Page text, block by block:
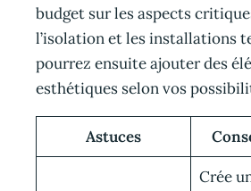
budget sur les aspects
l’isolation et les installations
pourrez ensuite ajouter des
esthétiques selon vos
Astuces
Crée